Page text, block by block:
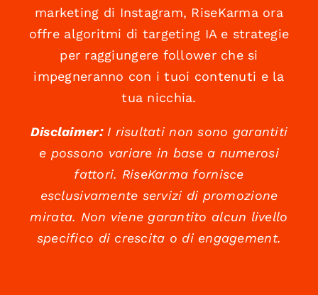
marketing di Instagram, RiseKarma ora
offre algoritmi di targeting IA e strategie
per raggiungere follower che si
impegneranno con i tuoi contenuti e la
tua nicchia.
Disclaimer:I risultati non sono garantiti
e possono variare in base a numerosi
fattori. RiseKarma fornisce
esclusivamente servizi di promozione
mirata. Non viene garantito alcun livello
specifico di crescita o di engagement.